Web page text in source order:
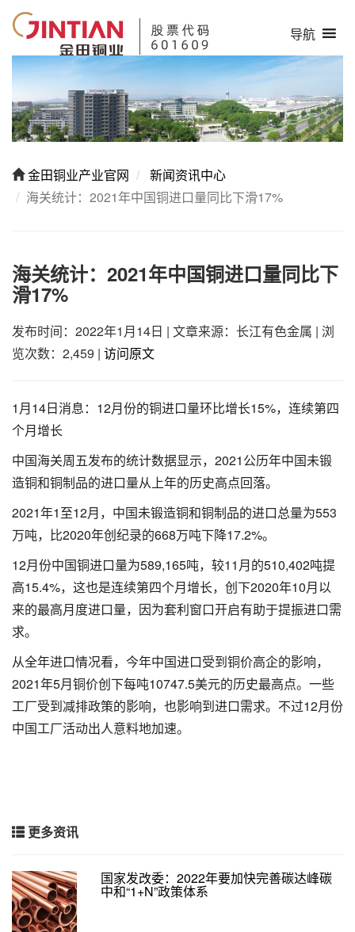
导航
金田铜业产业官网
新闻资讯中心
海关统计：2021年中国铜进口量同比下滑17%
海关统计：2021年中国铜进口量同比下
滑17%
发布时间：2022年1月14日 | 文章来源：长江有色金属 | 浏
览次数：2,459 | 访问原文
1月14日消息：12月份的铜进口量环比增长15%，连续第四
个月增长
中国海关周五发布的统计数据显示，2021公历年中国未锻
造铜和铜制品的进口量从上年的历史高点回落。
2021年1至12月，中国未锻造铜和铜制品的进口总量为553
万吨，比2020年创纪录的668万吨下降17.2%。
12月份中国铜进口量为589,165吨，较11月的510,402吨提
高15.4%，这也是连续第四个月增长，创下2020年10月以
来的最高月度进口量，因为套利窗口开启有助于提振进口需
求。
从全年进口情况看，今年中国进口受到铜价高企的影响，
2021年5月铜价创下每吨10747.5美元的历史最高点。一些
工厂受到减排政策的影响，也影响到进口需求。不过12月份
中国工厂活动出人意料地加速。
更多资讯
国家发改委：2022年要加快完善碳达峰碳
中和“1+N”政策体系